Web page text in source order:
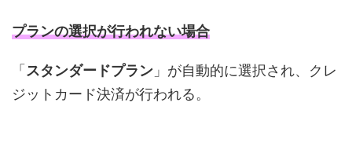
プランの選択が行われない場合
「 スタンダードプラン 」が自動的に選択され、クレ
ジットカード決済が行われる。